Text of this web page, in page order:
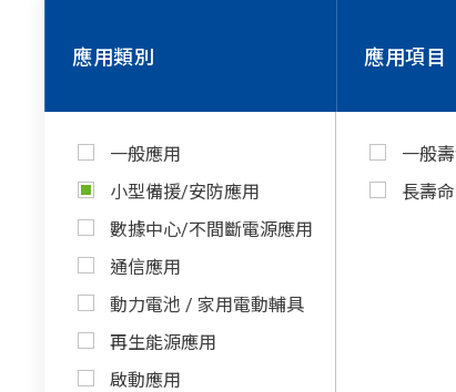
應用類別 應用項目
一般應用
小型備援/安防應用
數據中心/不間斷電源應用
通信應用
動力電池 / 家用電動輔具
再生能源應用
啟動應用
一般
長壽